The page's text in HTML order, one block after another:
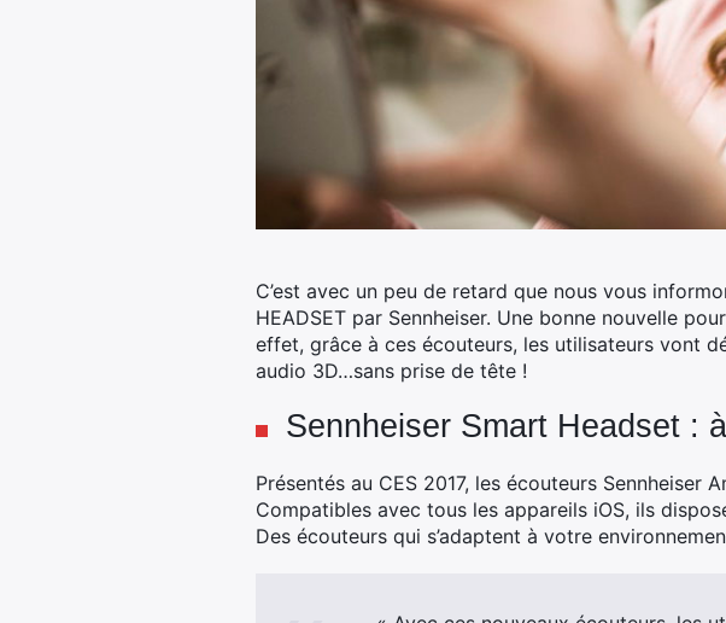
C’est avec un peu de retard que nous vous
HEADSET par Sennheiser. Une bonne nouvelle
effet, grâce à ces écouteurs, les utilisateurs vont
audio 3D…sans prise de tête !
Sennheiser Smart Headset :
Présentés au CES 2017, les écouteurs
Compatibles avec tous les appareils iOS, ils
Des écouteurs qui s’adaptent à votre